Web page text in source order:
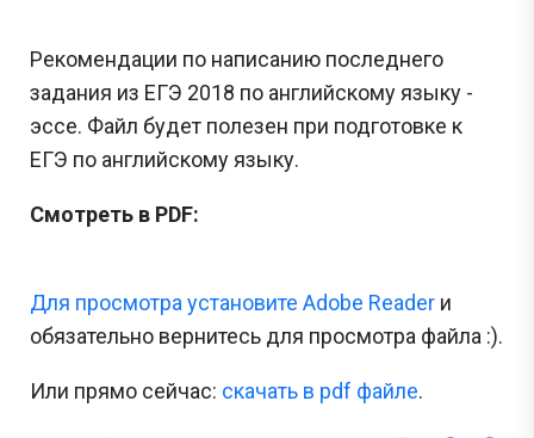
Рекомендации по написанию последнего
задания из ЕГЭ 2018 по английскому языку -
эссе. Файл будет полезен при подготовке к
ЕГЭ по английскому языку.
Смотреть в PDF:
Для просмотра установите Adobe Reader и
обязательно вернитесь для просмотра файла :).
Или прямо сейчас: cкачать в pdf файле.